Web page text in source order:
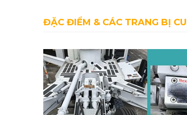
ĐẶC ĐIỂM & CÁC TRANG BỊ